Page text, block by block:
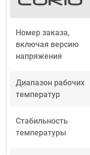
Номер заказа,
включая версию
напряжения
Диапазон рабочих
температур
Стабильность
температуры